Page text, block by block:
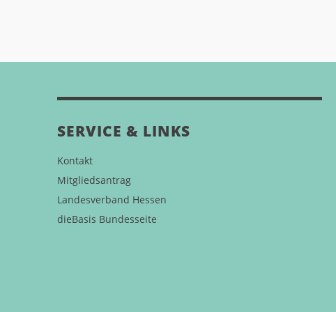
SERVICE & LINKS
Kontakt
Mitgliedsantrag
Landesverband Hessen
dieBasis Bundesseite